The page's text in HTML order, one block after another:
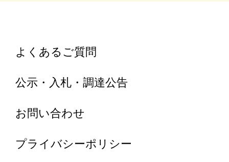
よくあるご質問
公示・入札・調達公告
お問い合わせ
プライバシーポリシー